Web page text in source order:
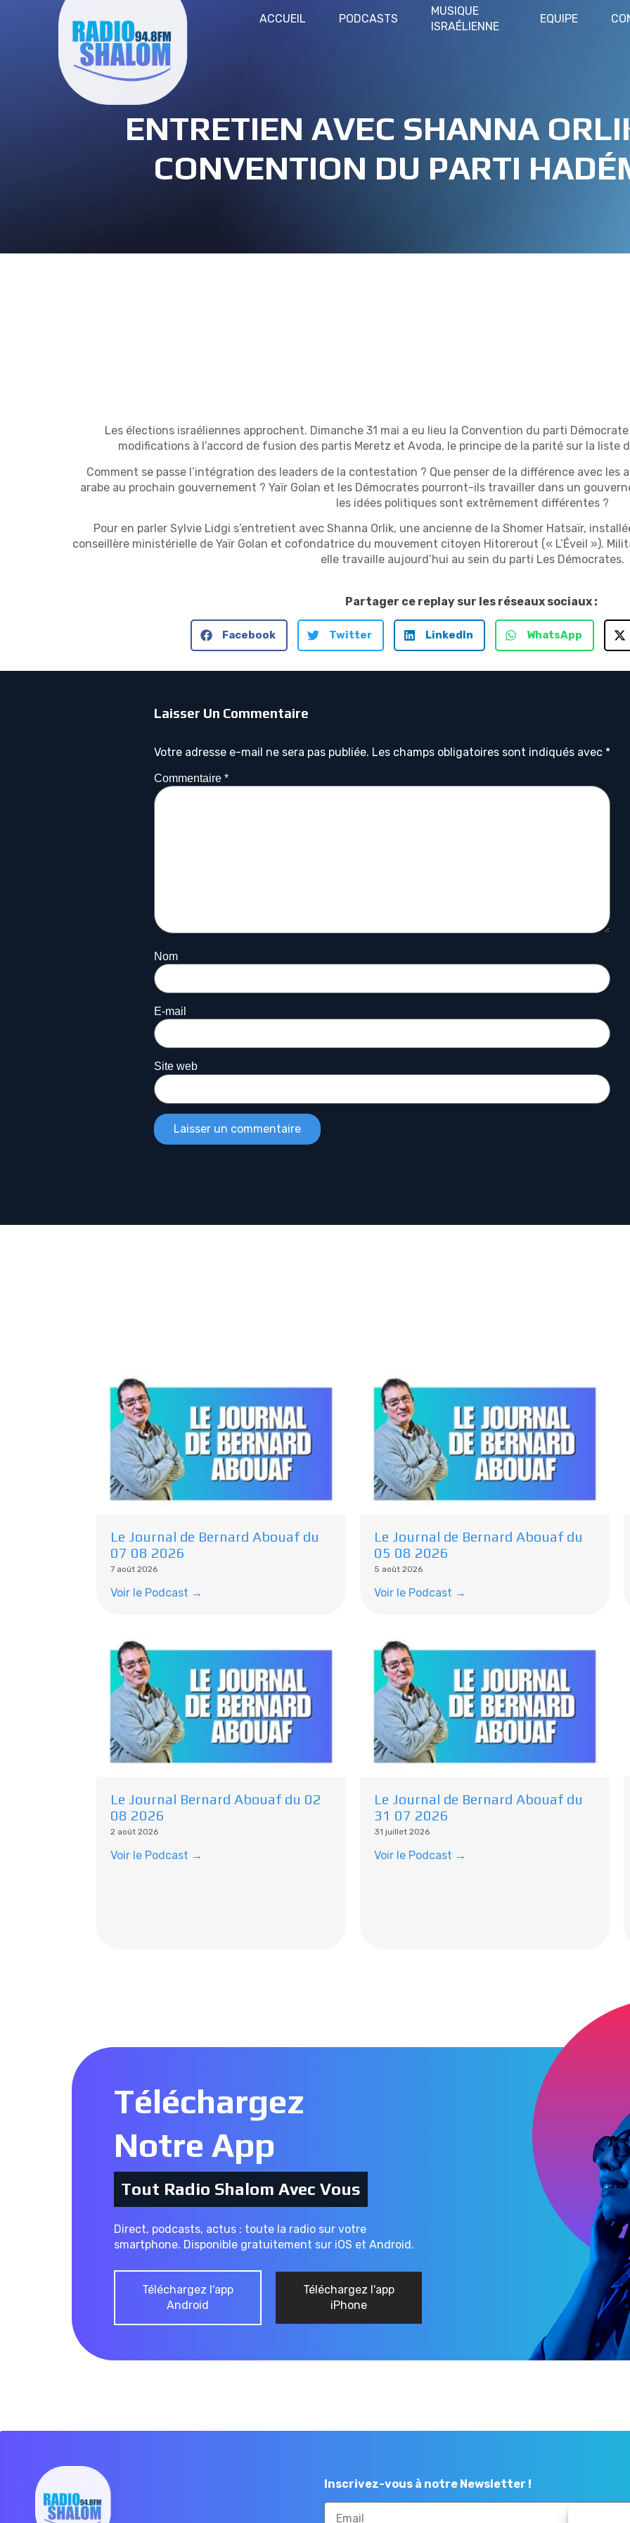
ACCUEIL PODCASTS
MUSIQUE
ISRAÉLIENNE
EQUIPE
ENTRETIEN AVEC SHANNA
CONVENTION DU PARTI
Les élections israéliennes approchent. Dimanche 31 mai a eu lieu la Convention du parti
modifications à l’accord de fusion des partis Meretz et Avoda, le principe de la parité sur la liste
Comment se passe l’intégration des leaders de la contestation ? Que penser de la différence avec les
arabe au prochain gouvernement ? Yaïr Golan et les Démocrates pourront-ils travailler dans un
les idées politiques sont extrêmement différentes ?
Pour en parler Sylvie Lidgi s’entretient avec Shanna Orlik, une ancienne de la Shomer Hatsaïr,
conseillère ministérielle de Yaïr Golan et cofondatrice du mouvement citoyen Hitorerout (« L’Éveil »).
elle travaille aujourd’hui au sein du parti Les Démocrates.
Partager ce replay sur les réseaux sociaux :
Facebook Twitter LinkedIn WhatsApp
Laisser Un Commentaire
Votre adresse e-mail ne sera pas publiée. Les champs obligatoires sont indiqués avec *
Commentaire *
Nom
E-mail
Site web
Le Journal de Bernard Abouaf du
07 08 2026
7 août 2026
Voir le Podcast →
Le Journal de Bernard Abouaf du
05 08 2026
5 août 2026
Voir le Podcast →
Le Journal Bernard Abouaf du 02
08 2026
2 août 2026
Voir le Podcast →
Le Journal de Bernard Abouaf du
31 07 2026
31 juillet 2026
Voir le Podcast →
Téléchargez
Notre App
Tout Radio Shalom Avec Vous
Direct, podcasts, actus : toute la radio sur votre
smartphone. Disponible gratuitement sur iOS et Android.
Téléchargez l'app
Android
Téléchargez l'app
iPhone
Inscrivez-vous à notre Newsletter !